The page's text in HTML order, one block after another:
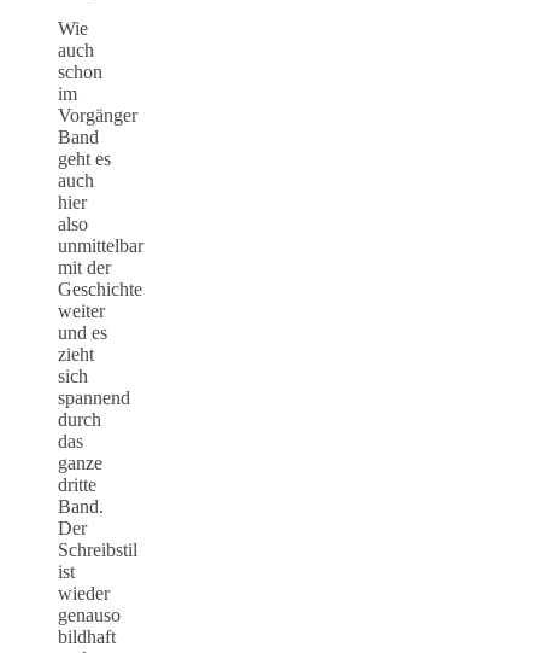
Wie
auch
schon
im
Vorgänger
Band
geht es
auch
hier
also
unmittelbar
mit der
Geschichte
weiter
und es
zieht
sich
spannend
durch
das
ganze
dritte
Band.
Der
Schreibstil
ist
wieder
genauso
bildhaft